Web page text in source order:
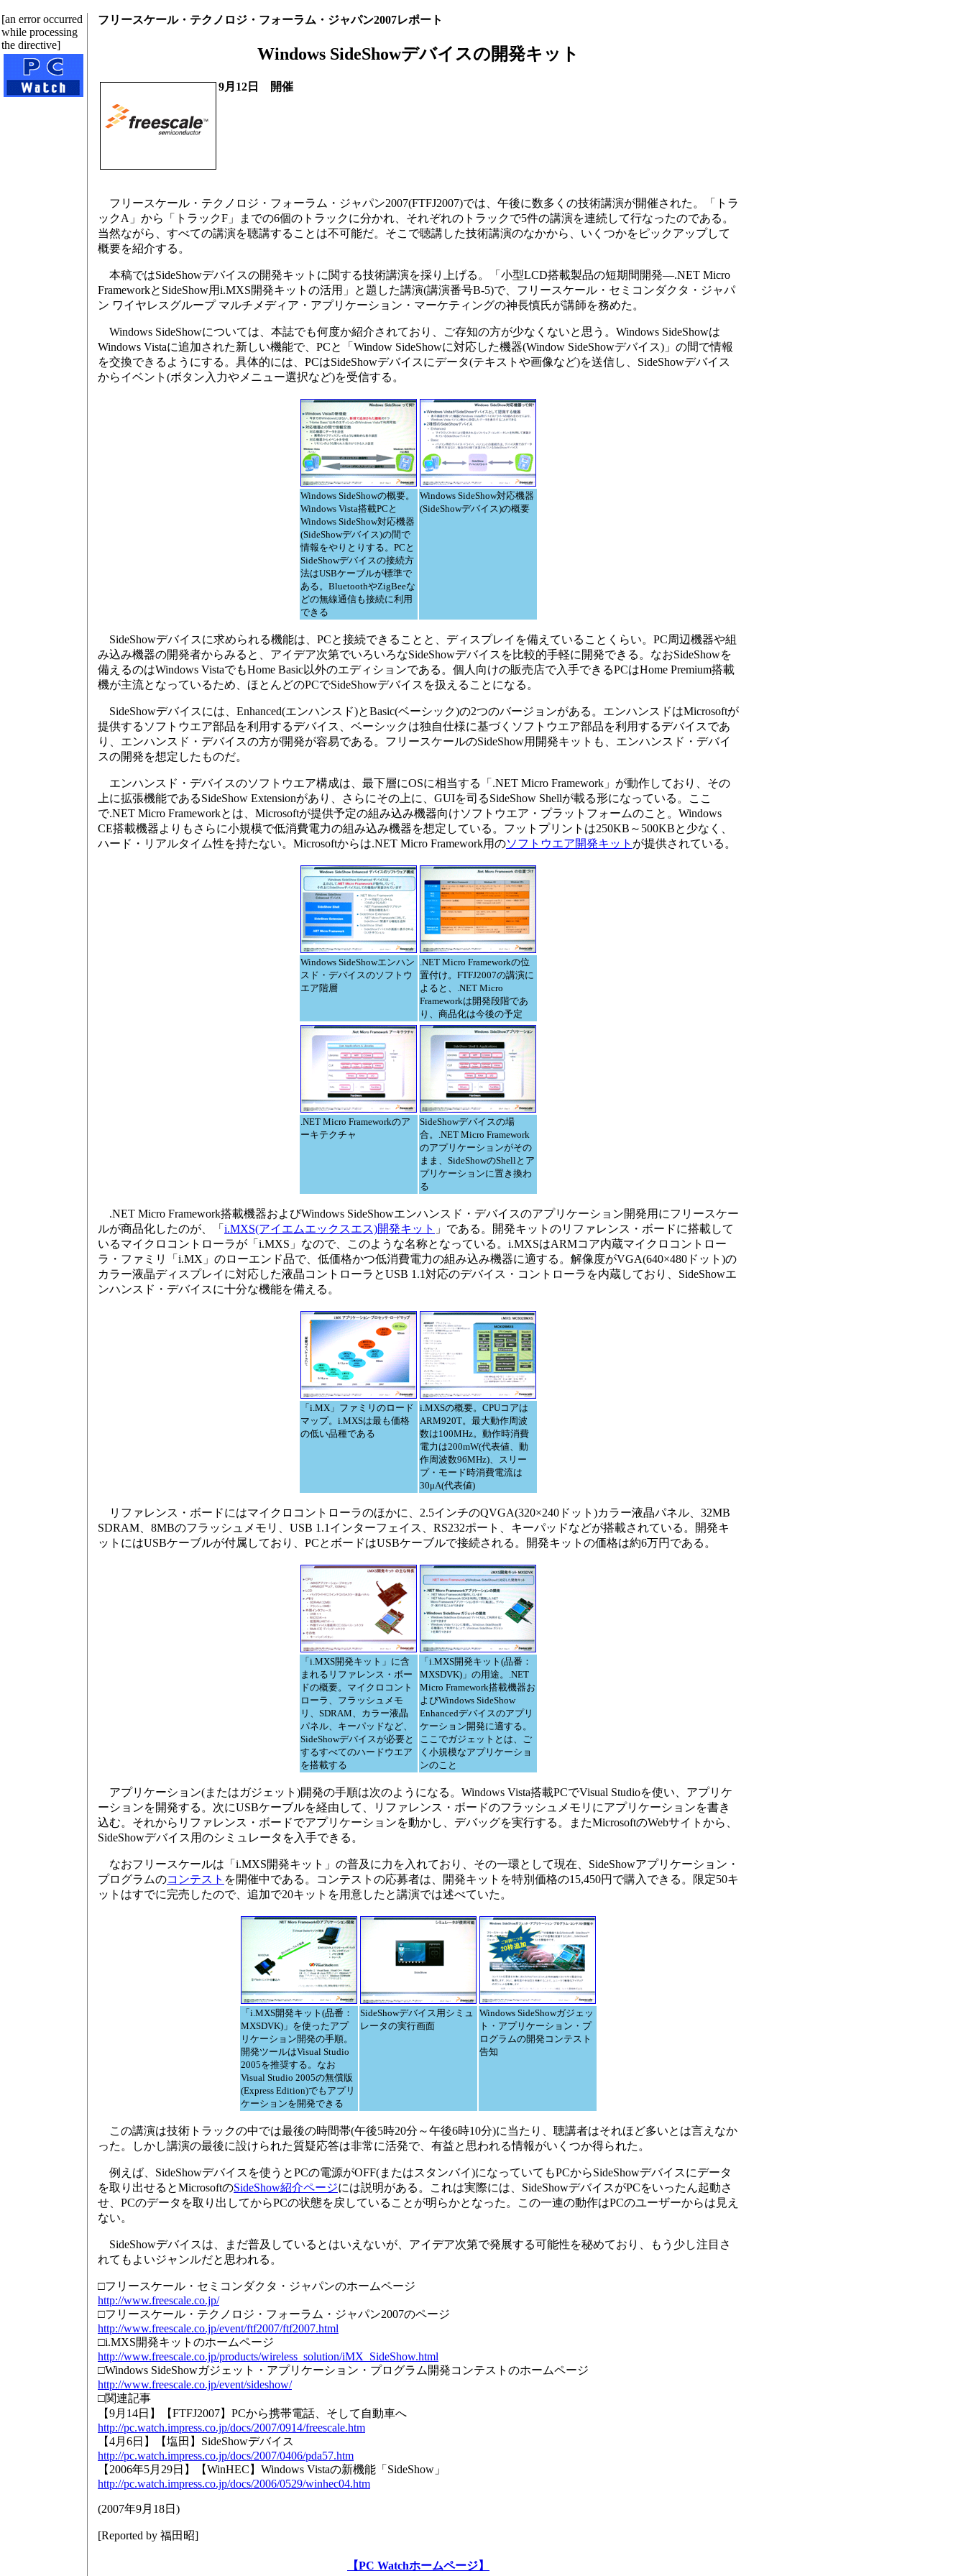
[an error occurred
while processing
the directive]
フリースケール・テクノロジ・フォーラム・ジャパン2007レポート
Windows SideShowデバイスの開発キット
9月12日 開催
フリースケール・テクノロジ・フォーラム・ジャパン2007(FTFJ2007)では、午後に数多くの技術講演が開催された。「トラ
ックA」から「トラックF」までの6個のトラックに分かれ、それぞれのトラックで5件の講演を連続して行なったのである。
当然ながら、すべての講演を聴講することは不可能だ。そこで聴講した技術講演のなかから、いくつかをピックアップして
概要を紹介する。
本稿ではSideShowデバイスの開発キットに関する技術講演を採り上げる。「小型LCD搭載製品の短期間開発―.NET Micro
FrameworkとSideShow用i.MXS開発キットの活用」と題した講演(講演番号B-5)で、フリースケール・セミコンダクタ・ジャパ
ン ワイヤレスグループ マルチメディア・アプリケーション・マーケティングの神長慎氏が講師を務めた。
Windows SideShowについては、本誌でも何度か紹介されており、ご存知の方が少なくないと思う。Windows SideShowは
Windows Vistaに追加された新しい機能で、PCと「Window SideShowに対応した機器(Window SideShowデバイス)」の間で情報
を交換できるようにする。具体的には、PCはSideShowデバイスにデータ(テキストや画像など)を送信し、SideShowデバイス
からイベント(ボタン入力やメニュー選択など)を受信する。
Windows SideShowの概要。
Windows Vista搭載PCと
Windows SideShow対応機器
(SideShowデバイス)の間で
情報をやりとりする。PCと
SideShowデバイスの接続方
法はUSBケーブルが標準で
ある。BluetoothやZigBeeな
どの無線通信も接続に利用
できる
Windows SideShow対応機器
(SideShowデバイス)の概要
SideShowデバイスに求められる機能は、PCと接続できることと、ディスプレイを備えていることくらい。PC周辺機器や組
み込み機器の開発者からみると、アイデア次第でいろいろなSideShowデバイスを比較的手軽に開発できる。なおSideShowを
備えるのはWindows VistaでもHome Basic以外のエディションである。個人向けの販売店で入手できるPCはHome Premium搭載
機が主流となっているため、ほとんどのPCでSideShowデバイスを扱えることになる。
SideShowデバイスには、Enhanced(エンハンスド)とBasic(ベーシック)の2つのバージョンがある。エンハンスドはMicrosoftが
提供するソフトウエア部品を利用するデバイス、ベーシックは独自仕様に基づくソフトウエア部品を利用するデバイスであ
り、エンハンスド・デバイスの方が開発が容易である。フリースケールのSideShow用開発キットも、エンハンスド・デバイ
スの開発を想定したものだ。
エンハンスド・デバイスのソフトウエア構成は、最下層にOSに相当する「.NET Micro Framework」が動作しており、その
上に拡張機能であるSideShow Extensionがあり、さらにその上に、GUIを司るSideShow Shellが載る形になっている。ここ
で.NET Micro Frameworkとは、Microsoftが提供予定の組み込み機器向けソフトウエア・プラットフォームのこと。Windows
CE搭載機器よりもさらに小規模で低消費電力の組み込み機器を想定している。フットプリントは250KB～500KBと少なく、
ハード・リアルタイム性を持たない。Microsoftからは.NET Micro Framework用のソフトウエア開発キット が提供されている。
Windows SideShowエンハン
スド・デバイスのソフトウ
エア階層
.NET Micro Frameworkの位
置付け。FTFJ2007の講演に
よると、.NET Micro
Frameworkは開発段階であ
り、商品化は今後の予定
.NET Micro Frameworkのア
ーキテクチャ
SideShowデバイスの場
合。.NET Micro Framework
のアプリケーションがその
まま、SideShowのShellとア
プリケーションに置き換わ
る
.NET Micro Framework搭載機器およびWindows SideShowエンハンスド・デバイスのアプリケーション開発用にフリースケー
ルが商品化したのが、「 i.MXS(アイエムエックスエス)開発キット 」である。開発キットのリファレンス・ボードに搭載して
いるマイクロコントローラが「i.MXS」なので、このような名称となっている。i.MXSはARMコア内蔵マイクロコントロー
ラ・ファミリ「i.MX」のローエンド品で、低価格かつ低消費電力の組み込み機器に適する。解像度がVGA(640×480ドット)の
カラー液晶ディスプレイに対応した液晶コントローラとUSB 1.1対応のデバイス・コントローラを内蔵しており、SideShowエ
ンハンスド・デバイスに十分な機能を備える。
「i.MX」ファミリのロード
マップ。i.MXSは最も価格
の低い品種である
i.MXSの概要。CPUコアは
ARM920T。最大動作周波
数は100MHz。動作時消費
電力は200mW(代表値、動
作周波数96MHz)、スリー
プ・モード時消費電流は
30μA(代表値)
リファレンス・ボードにはマイクロコントローラのほかに、2.5インチのQVGA(320×240ドット)カラー液晶パネル、32MB
SDRAM、8MBのフラッシュメモリ、USB 1.1インターフェイス、RS232ポート、キーパッドなどが搭載されている。開発キ
ットにはUSBケーブルが付属しており、PCとボードはUSBケーブルで接続される。開発キットの価格は約6万円である。
「i.MXS開発キット」に含
まれるリファレンス・ボー
ドの概要。マイクロコント
ローラ、フラッシュメモ
リ、SDRAM、カラー液晶
パネル、キーパッドなど、
SideShowデバイスが必要と
するすべてのハードウエア
を搭載する
「i.MXS開発キット(品番：
MXSDVK)」の用途。.NET
Micro Framework搭載機器お
よびWindows SideShow
Enhancedデバイスのアプリ
ケーション開発に適する。
ここでガジェットとは、ご
く小規模なアプリケーショ
ンのこと
アプリケーション(またはガジェット)開発の手順は次のようになる。Windows Vista搭載PCでVisual Studioを使い、アプリケ
ーションを開発する。次にUSBケーブルを経由して、リファレンス・ボードのフラッシュメモリにアプリケーションを書き
込む。それからリファレンス・ボードでアプリケーションを動かし、デバッグを実行する。またMicrosoftのWebサイトから、
SideShowデバイス用のシミュレータを入手できる。
なおフリースケールは「i.MXS開発キット」の普及に力を入れており、その一環として現在、SideShowアプリケーション・
プログラムのコンテスト を開催中である。コンテストの応募者は、開発キットを特別価格の15,450円で購入できる。限定50キ
ットはすでに完売したので、追加で20キットを用意したと講演では述べていた。
「i.MXS開発キット(品番：
MXSDVK)」を使ったアプ
リケーション開発の手順。
開発ツールはVisual Studio
2005を推奨する。なお
Visual Studio 2005の無償版
(Express Edition)でもアプリ
ケーションを開発できる
SideShowデバイス用シミュ
レータの実行画面
Windows SideShowガジェッ
ト・アプリケーション・プ
ログラムの開発コンテスト
告知
この講演は技術トラックの中では最後の時間帯(午後5時20分～午後6時10分)に当たり、聴講者はそれほど多いとは言えなか
った。しかし講演の最後に設けられた質疑応答は非常に活発で、有益と思われる情報がいくつか得られた。
例えば、SideShowデバイスを使うとPCの電源がOFF(またはスタンバイ)になっていてもPCからSideShowデバイスにデータ
を取り出せるとMicrosoftのSideShow紹介ページには説明がある。これは実際には、SideShowデバイスがPCをいったん起動さ
せ、PCのデータを取り出してからPCの状態を戻していることが明らかとなった。この一連の動作はPCのユーザーからは見え
ない。
SideShowデバイスは、まだ普及しているとはいえないが、アイデア次第で発展する可能性を秘めており、もう少し注目さ
れてもよいジャンルだと思われる。
□フリースケール・セミコンダクタ・ジャパンのホームページ
http://www.freescale.co.jp/
□フリースケール・テクノロジ・フォーラム・ジャパン2007のページ
http://www.freescale.co.jp/event/ftf2007/ftf2007.html
□i.MXS開発キットのホームページ
http://www.freescale.co.jp/products/wireless_solution/iMX_SideShow.html
□Windows SideShowガジェット・アプリケーション・プログラム開発コンテストのホームページ
http://www.freescale.co.jp/event/sideshow/
□関連記事
【9月14日】【FTFJ2007】PCから携帯電話、そして自動車へ
http://pc.watch.impress.co.jp/docs/2007/0914/freescale.htm
【4月6日】【塩田】SideShowデバイス
http://pc.watch.impress.co.jp/docs/2007/0406/pda57.htm
【2006年5月29日】【WinHEC】Windows Vistaの新機能「SideShow」
http://pc.watch.impress.co.jp/docs/2006/0529/winhec04.htm
(2007年9月18日 )
[Reported by 福田昭]
【PC Watchホームページ】